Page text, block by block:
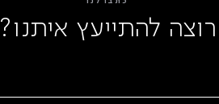
רוצה להתייעץ איתנו?